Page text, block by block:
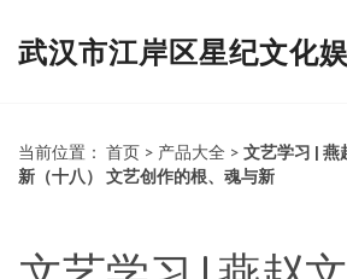
武汉市江岸区星纪文化
当前位置： 首页 > 产品大全 > 文艺学习 | 燕
新（十八） 文艺创作的根、魂与新